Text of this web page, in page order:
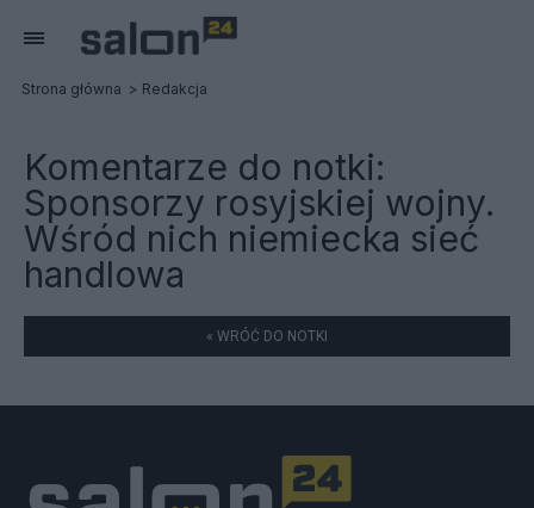
Strona główna Redakcja
Komentarze do notki:
Sponsorzy rosyjskiej wojny.
Wśród nich niemiecka sieć
handlowa
« WRÓĆ DO NOTKI